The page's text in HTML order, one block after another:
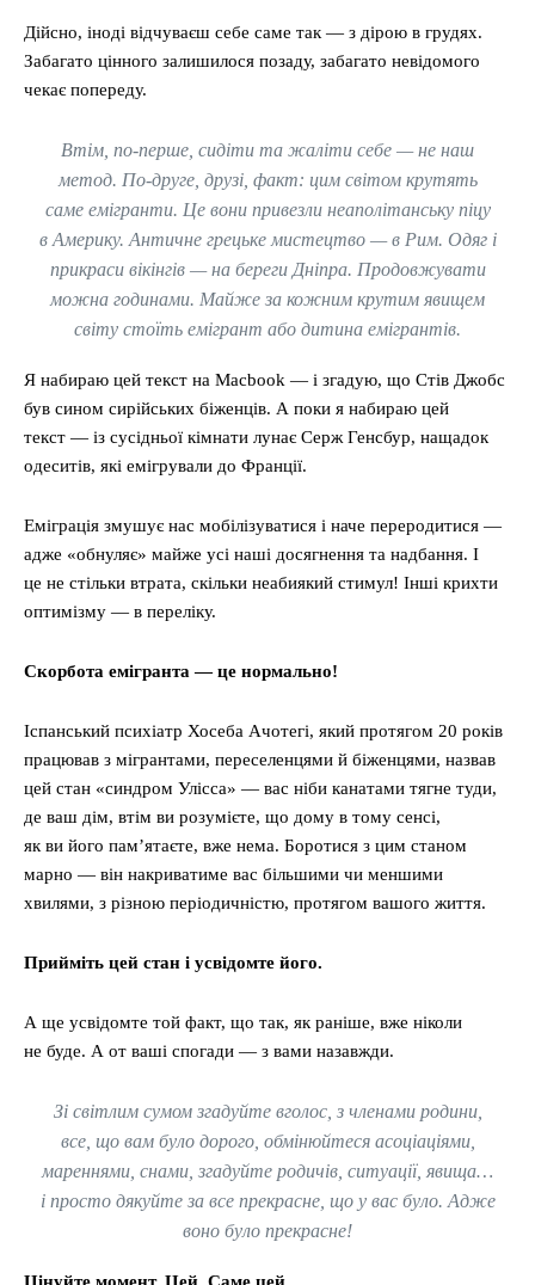
Дійсно, іноді відчуваєш себе саме так — з дірою в грудях.
Забагато цінного залишилося позаду, забагато невідомого
чекає попереду.
Втім, по-перше, сидіти та жаліти себе — не наш
метод. По-друге, друзі, факт: цим світом крутять
саме емігранти. Це вони привезли неаполітанську піцу
в Америку. Античне грецьке мистецтво — в Рим. Одяг і
прикраси вікінгів — на береги Дніпра. Продовжувати
можна годинами. Майже за кожним крутим явищем
світу стоїть емігрант або дитина емігрантів.
Я набираю цей текст на Macbook — і згадую, що Стів Джобс
був сином сирійських біженців. А поки я набираю цей
текст — із сусідньої кімнати лунає Серж Генсбур, нащадок
одеситів, які емігрували до Франції.
Еміграція змушує нас мобілізуватися і наче переродитися —
адже «обнуляє» майже усі наші досягнення та надбання. І
це не стільки втрата, скільки неабиякий стимул! Інші крихти
оптимізму — в переліку.
Скорбота емігранта — це нормально!
Іспанський психіатр Хосеба Ачотегі, який протягом 20 років
працював з мігрантами, переселенцями й біженцями, назвав
цей стан «синдром Улісса» — вас ніби канатами тягне туди,
де ваш дім, втім ви розумієте, що дому в тому сенсі,
як ви його пам’ятаєте, вже нема. Боротися з цим станом
марно — він накриватиме вас більшими чи меншими
хвилями, з різною періодичністю, протягом вашого життя.
Прийміть цей стан і усвідомте його.
А ще усвідомте той факт, що так, як раніше, вже ніколи
не буде. А от ваші спогади — з вами назавжди.
Зі світлим сумом згадуйте вголос, з членами родини,
все, що вам було дорого, обмінюйтеся асоціаціями,
мареннями, снами, згадуйте родичів, ситуації, явища…
і просто дякуйте за все прекрасне, що у вас було. Адже
воно було прекрасне!